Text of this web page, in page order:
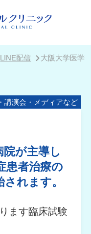
LINE配信 大阪大学医学
講演会・メディアなど
院が主導し
患者治療の
れます。
ます臨床試験